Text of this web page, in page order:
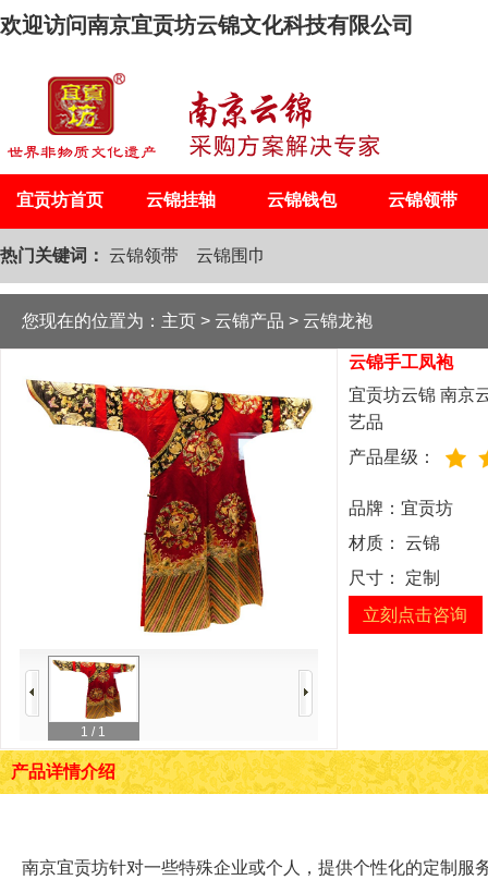
欢迎访问南京宜贡坊云锦文化科技有限公司
宜贡坊首页 云锦挂轴 云锦钱包 云锦领带
热门关键词： 云锦领带 云锦围巾
您现在的位置为： 主页 > 云锦产品 > 云锦龙袍
1 / 1
云锦手工凤袍
宜贡坊云锦 南京
艺品
产品星级：
品牌： 宜贡坊
材质： 云锦
尺寸： 定制
立刻点击咨询
产品详情介绍
南京宜贡坊针对一些特殊企业或个人，提供个性化的定制服